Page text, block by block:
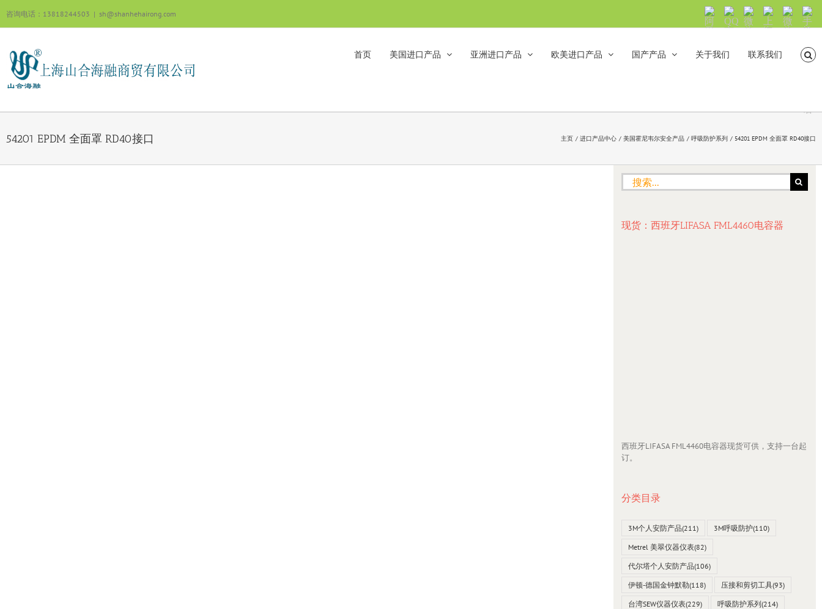
过
内
咨询电话：13818244503 | sh@shanhehairong.com
阿
里
沟
QQ
交
微
信
号：
shanhehairong
上
海
海
微
信
手
机
览
直
接
首页 美国进口产品 亚洲进口产品 欧美进口产品 国产产品 关于我们 联系我们
54201 EPDM 全面罩 RD40接口 主页 进口产品中心 美国霍尼韦尔安全产品 呼吸防护系列 54201 EPDM 全面罩 RD40接口
搜
索：
现货：西班牙LIFASA FML4460电容器
西班牙LIFASA FML4460电容器现货可供，支持一台起
订。
分类目录
3M个人安防产品(211) 3M呼吸防护(110)
Metrel 美翠仪器仪表(82)
代尔塔个人安防产品(106)
伊顿-德国金钟默勒(118) 压接和剪切工具(93)
台湾SEW仪器仪表(229) 呼吸防护系列(214)